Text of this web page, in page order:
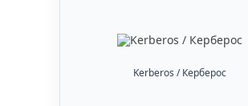
Kerberos / Керберос